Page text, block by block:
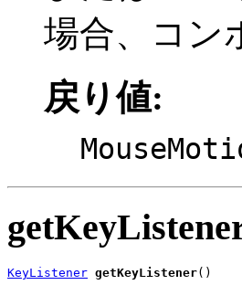
場合、コン
戻り値:
KeyListener getKeyListener()